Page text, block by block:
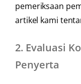
pemeriksaan
artikel kami
2. Evaluasi
Penyerta